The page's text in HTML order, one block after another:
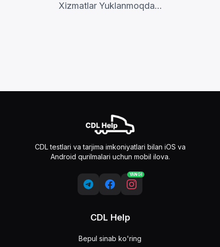
Xizmatlar Yuklanmoqda...
CDL testlari va tarjima imkoniyatlari bilan iOS va
Android qurilmalari uchun mobil ilova.
YANGI
CDL Help
Bepul sinab ko'ring